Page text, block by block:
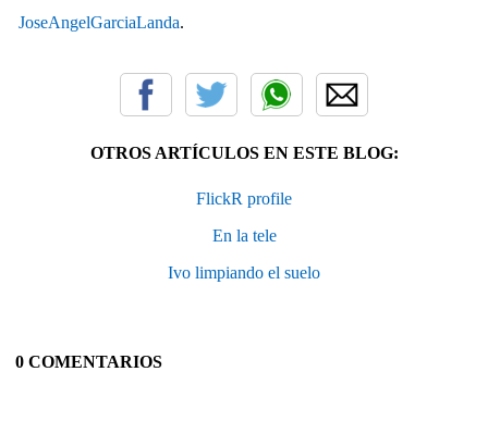
JoseAngelGarciaLanda.
OTROS ARTÍCULOS EN ESTE BLOG:
FlickR profile
En la tele
Ivo limpiando el suelo
0 COMENTARIOS